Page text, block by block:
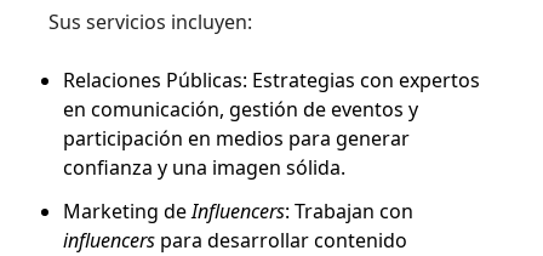
Sus servicios incluyen:
Relaciones Públicas: Estrategias con expertos
en comunicación, gestión de eventos y
participación en medios para generar
confianza y una imagen sólida.
Marketing deInfluencers: Trabajan con
influencers para desarrollar contenido